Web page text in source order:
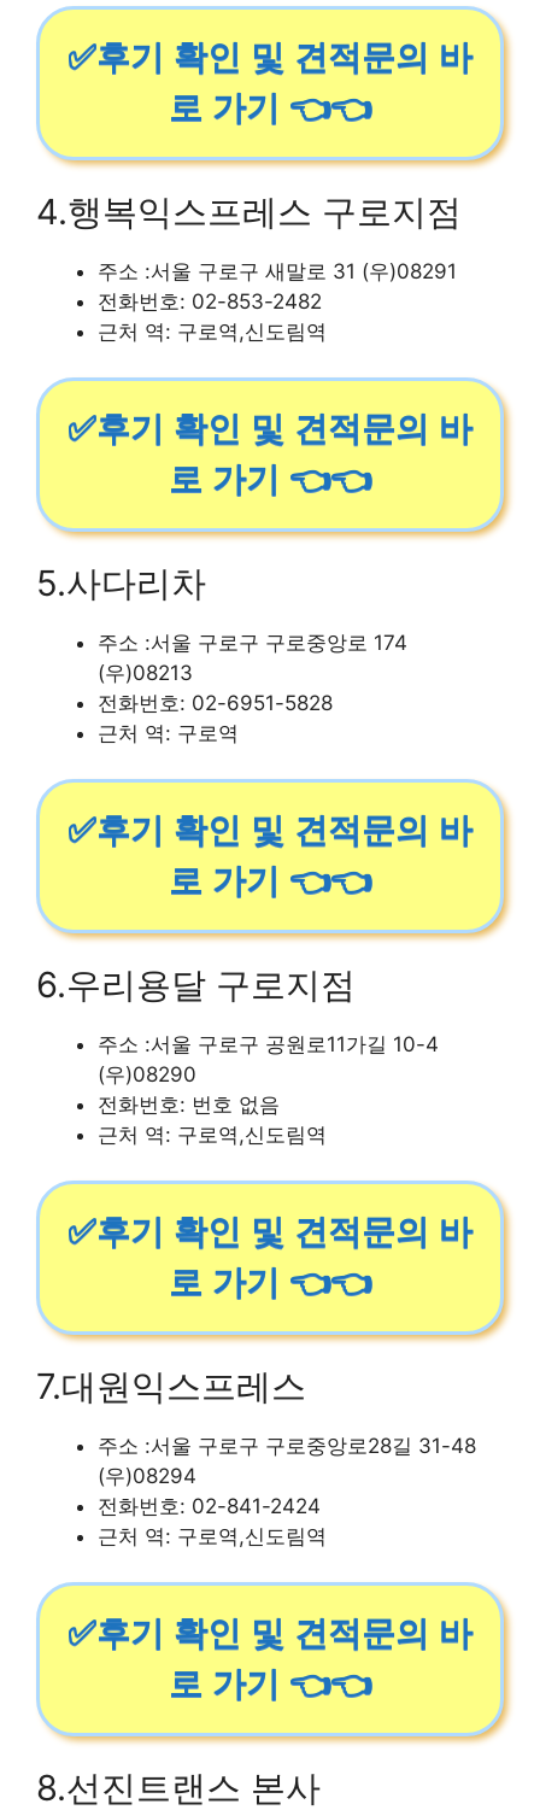
✅후기 확인 및 견적문의 바
로 가기 👈👈
4.행복익스프레스 구로지점
주소 :서울 구로구 새말로 31 (우)08291
전화번호: 02-853-2482
근처 역: 구로역,신도림역
✅후기 확인 및 견적문의 바
로 가기 👈👈
5.사다리차
주소 :서울 구로구 구로중앙로 174
(우)08213
전화번호: 02-6951-5828
근처 역: 구로역
✅후기 확인 및 견적문의 바
로 가기 👈👈
6.우리용달 구로지점
주소 :서울 구로구 공원로11가길 10-4
(우)08290
전화번호: 번호 없음
근처 역: 구로역,신도림역
✅후기 확인 및 견적문의 바
로 가기 👈👈
7.대원익스프레스
주소 :서울 구로구 구로중앙로28길 31-48
(우)08294
전화번호: 02-841-2424
근처 역: 구로역,신도림역
✅후기 확인 및 견적문의 바
로 가기 👈👈
8.선진트랜스 본사